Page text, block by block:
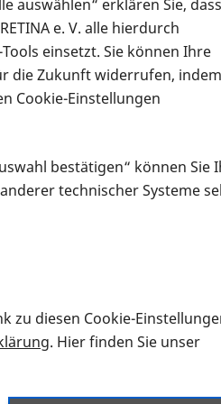
in
wie Sie nach Infonmaterial
auswählen“ erklären Sie,
e. V. alle hierdurch
einsetzt. Sie können Ihre
die Zukunft widerrufen,
Cookie-Einstellungen
bestätigen“ können Sie
technischer Systeme
zu diesen Cookie-
. Hier finden Sie unser